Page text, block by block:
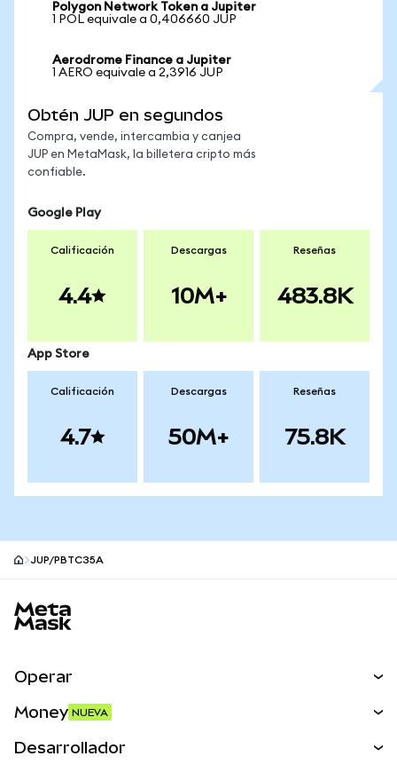
Polygon Network Token a Jupiter
1 POL equivale a 0,406660 JUP
Aerodrome Finance a Jupiter
1 AERO equivale a 2,3916 JUP
Obtén JUP en segundos
Compra, vende, intercambia y canjea
JUP en MetaMask, la billetera cripto más
confiable.
Google Play
Calificación
4.4
Descargas
10M+
Reseñas
483.8K
App Store
Calificación
4.7
Descargas
50M+
Reseñas
75.8K
JUP/PBTC35A
Operar
Money NUEVA
Desarrollador